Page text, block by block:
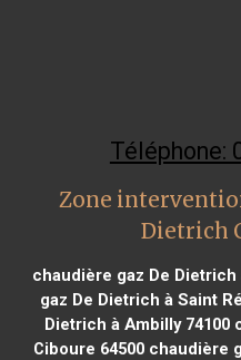
Téléphone:
Zone
Dietrich
chaudière gaz De Dietrich
gaz De Dietrich à Saint
Dietrich à Ambilly 74100
Ciboure 64500 chaudière